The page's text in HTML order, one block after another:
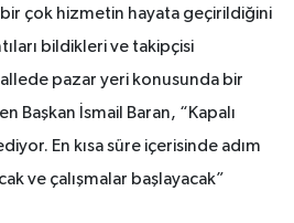
çok hizmetin hayata geçirildiğini
bildikleri ve takipçisi
pazar yeri konusunda bir
Başkan İsmail Baran, “Kapalı
En kısa süre içerisinde adım
ve çalışmalar başlayacak”